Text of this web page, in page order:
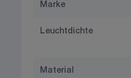
Marke
Leuchtdichte
Material